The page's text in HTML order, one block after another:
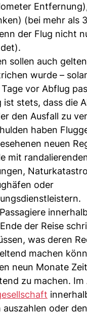
(bei mehr als
der Flug nicht
sollen auch
wurde –
vor Abflug
ist stets, dass die
den Ausfall zu
haben
neuen
mit
oder
der Reise
was deren
machen
neun Monate
zu machen. Im
oder